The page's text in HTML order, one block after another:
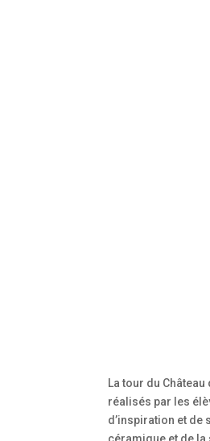
La tour du
réalisés par les
d’inspiration et de